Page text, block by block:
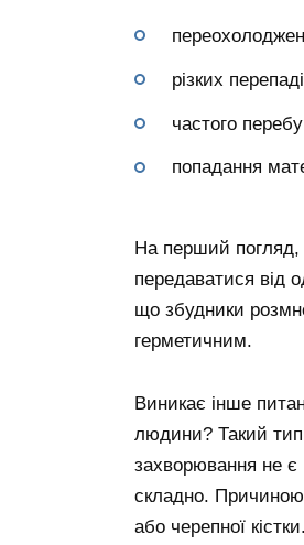
різких
частого
попадання
На перший погляд,
передаватися від
що збудники
герметичним.
Виникає інше
людини? Такий тип
захворювання не є
складно. Причиною
або черепної кістки.